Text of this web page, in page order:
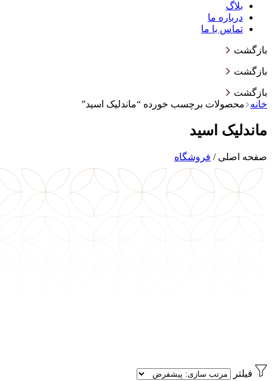
بلاگ
درباره ما
تماس با ما
بازگشت
بازگشت
بازگشت
خانه
محصولات برچسب خورده “ماندلیک اسید”
ماندلیک اسید
صفحه اصلی / فروشگاه
فیلتر